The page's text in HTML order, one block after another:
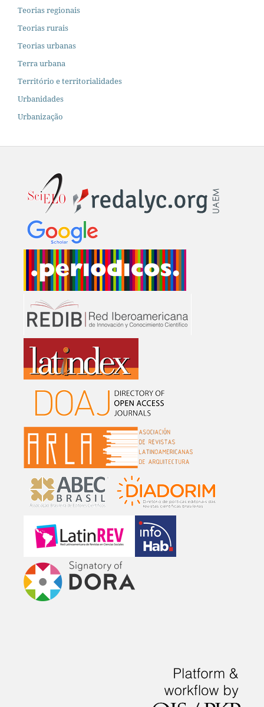
Teorias regionais
Teorias rurais
Teorias urbanas
Terra urbana
Território e territorialidades
Urbanidades
Urbanização